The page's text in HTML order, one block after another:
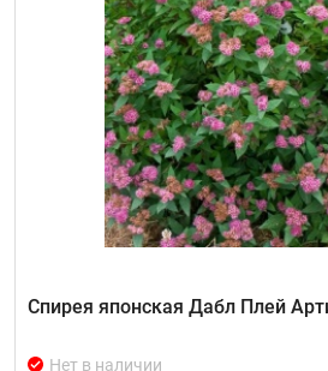
Спирея японская Дабл Плей
Нет в наличии